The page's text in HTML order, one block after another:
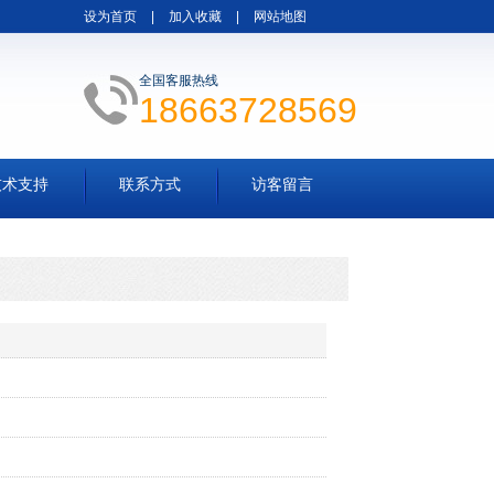
设为首页 加入收藏 网站地图
全国客服热线
18663728569
支持 联系方式 访客留言